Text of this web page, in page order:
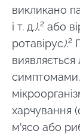
викликано
і т. д.),2 або
ротавірус).2
симптомами.
харчування
м'ясо або